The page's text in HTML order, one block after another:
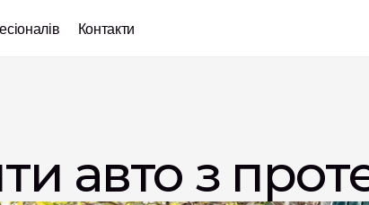
Контакти
авто з